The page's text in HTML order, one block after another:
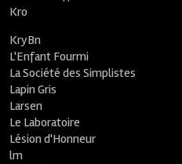
Kro
KryBn
L'Enfant Fourmi
La Société des Simplistes
Lapin Gris
Larsen
Le Laboratoire
Lésion d'Honneur
lm